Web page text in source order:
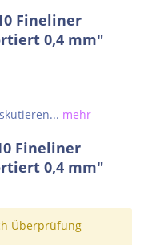
Fineliner
0,4 mm"
mehr
Fineliner
0,4 mm"
Überprüfung